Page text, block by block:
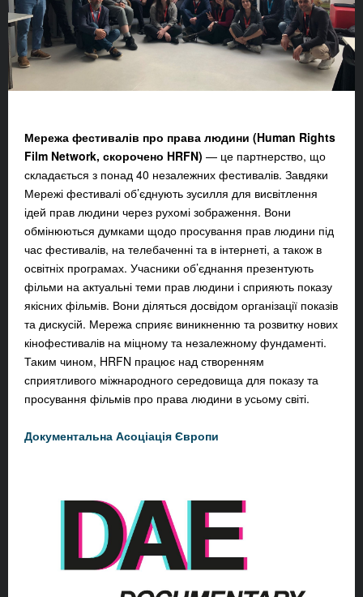
Мережа фестивалів про права людини (Human Rights
Film Network, скорочено HRFN) — це партнерство, що
складається з понад 40 незалежних фестивалів. Завдяки
Мережі фестивалі об’єднують зусилля для висвітлення
ідей прав людини через рухомі зображення. Вони
обмінюються думками щодо просування прав людини під
час фестивалів, на телебаченні та в інтернеті, а також в
освітніх програмах. Учасники об’єднання презентують
фільми на актуальні теми прав людини і сприяють показу
якісних фільмів. Вони діляться досвідом організації показів
та дискусій. Мережа сприяє виникненню та розвитку нових
кінофестивалів на міцному та незалежному фундаменті.
Таким чином, HRFN працює над створенням
сприятливого міжнародного середовища для показу та
просування фільмів про права людини в усьому світі.
Документальна Асоціація Європи